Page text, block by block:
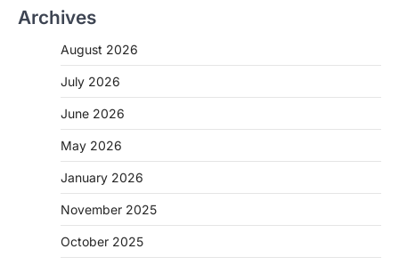
Archives
August 2026
July 2026
June 2026
May 2026
January 2026
November 2025
October 2025
CHHATTISGARH
CG: 1 से 19 वर्ष तक के बच्चों को निःशुल्क दी
जाएगी एल्बेंडाजोल
More Khabar August 7, 2026
रायपुर। राष्ट्रीय कृमि मुक्ति दिवस भारत सरकार द्वारा